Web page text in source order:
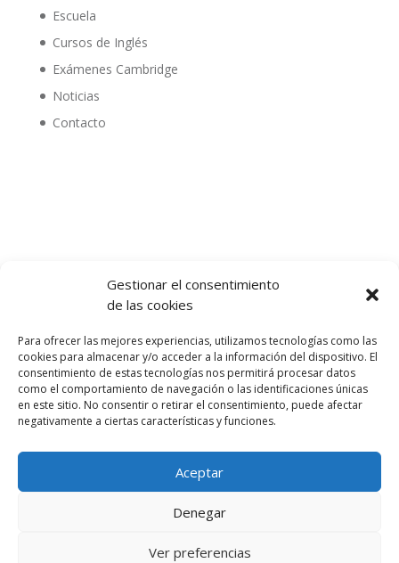
Gestionar el consentimiento
de las cookies
Para ofrecer las mejores experiencias, utilizamos tecnologías como las
cookies para almacenar y/o acceder a la información del dispositivo. El
consentimiento de estas tecnologías nos permitirá procesar datos
como el comportamiento de navegación o las identificaciones únicas
en este sitio. No consentir o retirar el consentimiento, puede afectar
negativamente a ciertas características y funciones.
Aceptar
Denegar
Ver preferencias
Escuela
Cursos de Inglés
Exámenes Cambridge
Noticias
Contacto
968 425 675
Emilio Mora 11 | 1º Piso
30850. Totana. Murcia. Spain
info@totanalang.com
TotanaLang | 2023 | Escuela de Inglés en Totana |